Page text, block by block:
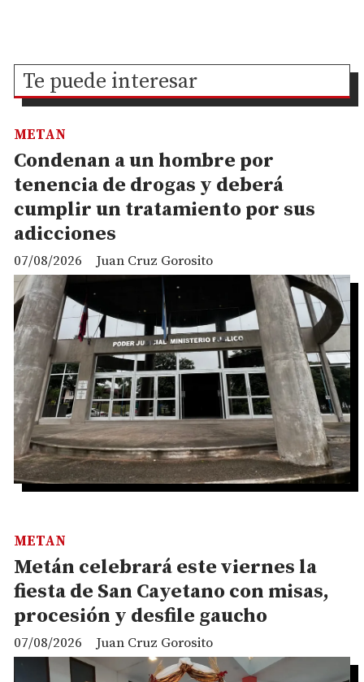
Te puede interesar
Condenan a un hombre por
tenencia de drogas y deberá
cumplir un tratamiento por sus
adicciones
Juan Cruz Gorosito
METAN
07/08/2026
Metán celebrará este viernes la
fiesta de San Cayetano con misas,
procesión y desfile gaucho
Juan Cruz Gorosito
METAN
07/08/2026